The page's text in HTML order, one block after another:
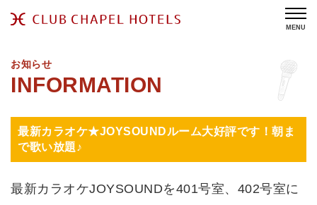
MENU
お知らせ
最新カラオケ★JOYSOUNDルーム大好評です！朝ま
で歌い放題♪
最新カラオケJOYSOUNDを401号室、402号室に